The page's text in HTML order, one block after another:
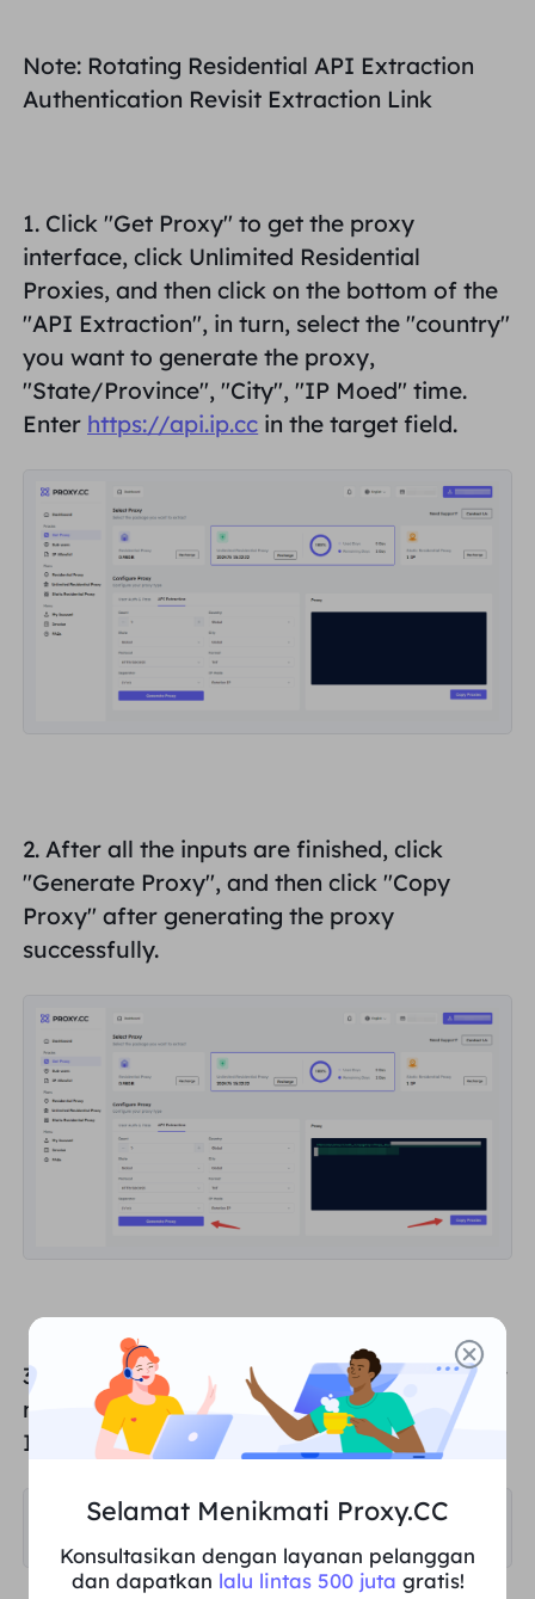
Agen ISP long-force
Agen pusat data statis $0.2/IP/ hari
Perlindungan Merek
Verifikasi Iklan
Pengikisan & Perayapan Web
Lihat Semua
Program Afiliasi
ALAT GRATIS
Pemeriksa Proksi
Daftar Proksi Gratis
LOKASI
Amerika Serikat
Inggris Raya
Brazil
Rusia
Mempelajari
blog
Panduan Pengguna
INTEGRASI
中文
English
Việt Nam
Deutsch
Indonesia
Русский
Menikmati Diskon 77%.dan Bertindak
Sekarang!
Perumahan $0/GB $0/Hari tanpa batas
Masuk Mendaftar
Note: Rotating Residential API Extraction
Authentication Revisit Extraction Link
1. Click "Get Proxy" to get the proxy
interface, click Unlimited Residential
Proxies, and then click on the bottom of the
"API Extraction", in turn, select the "country"
you want to generate the proxy,
"State/Province", "City", "IP Moed" time.
Enter https://api.ip.cc in the target field.
2. After all the inputs are finished, click
"Generate Proxy", and then click "Copy
Proxy" after generating the proxy
successfully.
3. Will copy the proxy paste into the browser
navigation bar, click "Enter". The extracted
IP address will be displayed.
Selamat Menikmati Proxy.CC
Konsultasikan dengan layanan pelanggan
dan dapatkan lalu lintas 500 juta gratis!